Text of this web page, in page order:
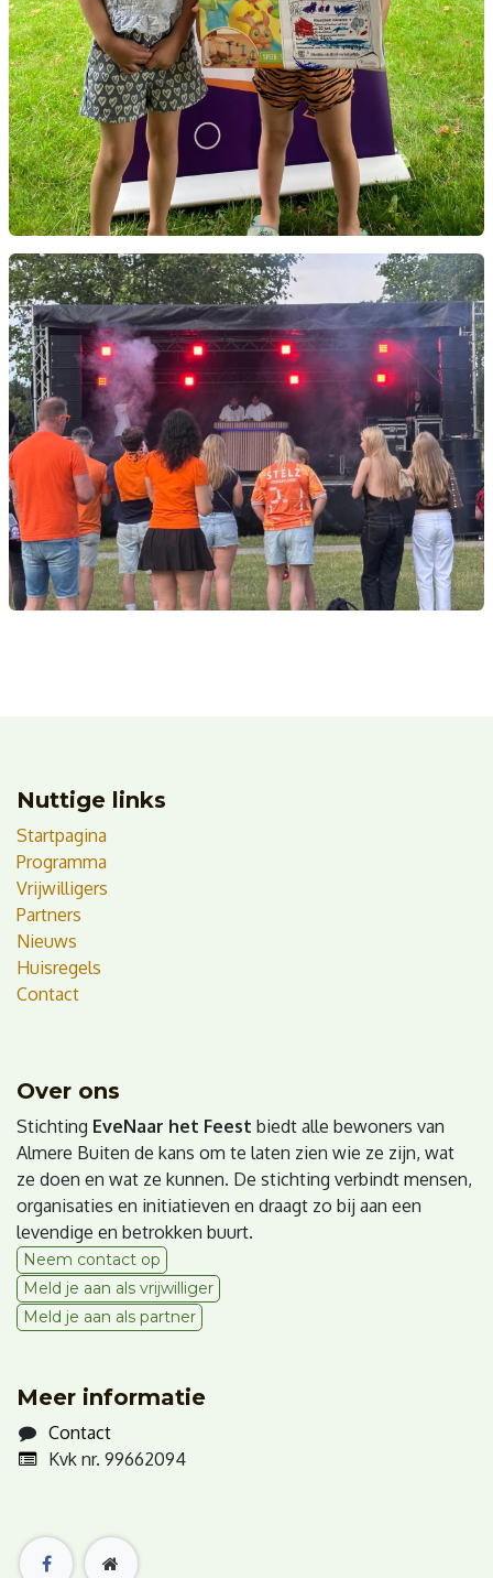
Nuttige links
Startpagina
Programma
Vrijwilligers
Partners
Nieuws
Huisregels
Contact
Over ons
Stichting EveNaar het Feest biedt alle bewoners van
Almere Buiten de kans om te laten zien wie ze zijn, wat
ze doen en wat ze kunnen. De stichting verbindt mensen,
organisaties en initiatieven en draagt zo bij aan een
levendige en betrokken buurt.
Neem contact op
Meld je aan als vrijwilliger
Meld je aan als partner
Meer informatie
Contact
Kvk nr. 99662094